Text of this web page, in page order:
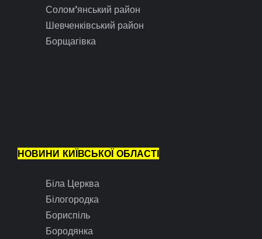
Солом’янський район
Шевченківський район
Борщагівка
НОВИНИ КИЇВСЬКОЇ ОБЛАСТІ
Біла Церква
Білогородка
Бориспіль
Бородянка